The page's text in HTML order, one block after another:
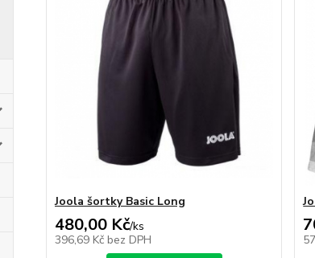
Joola šortky Basic Long
480,00 Kč/ks
396,69 Kč bez DPH